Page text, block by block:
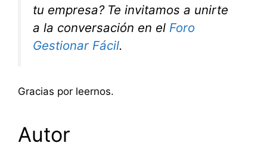
tu empresa? Te invitamos a unirte
a la conversación en el Foro
Gestionar Fácil.
Gracias por leernos.
Autor